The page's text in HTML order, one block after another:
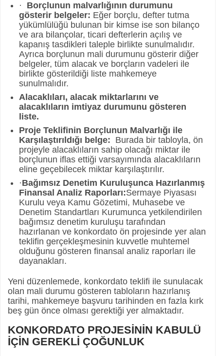
·
Borçlunun malvarlığının durumunu
gösterir belgeler: Eğer borçlu, defter tutma
yükümlülüğü bulunan bir kimse ise son bilanço
ve ara bilançolar, ticari defterlerin açılış ve
kapanış tasdikleri taleple birlikte sunulmalıdır.
Ayrıca borçlunun mali durumunu gösterir diğer
belgeler, tüm alacak ve borçların vadeleri ile
birlikte gösterildiği liste mahkemeye
sunulmalıdır.
Alacaklıları, alacak miktarlarını ve
alacaklıların imtiyaz durumunu gösteren
liste.
Proje Teklifinin Borçlunun Malvarlığı ile
Karşılaştırıldığı belge: Burada bir tabloyla, ön
projeyle alacaklıların sahip olacağı miktar ile
borçlunun iflas ettiği varsayımında alacaklıların
eline geçebilecek miktar karşılaştırılır.
·Bağımsız Denetim Kuruluşunca Hazırlanmış
Finansal Analiz Raporları:Sermaye Piyasası
Kurulu veya Kamu Gözetimi, Muhasebe ve
Denetim Standartları Kurumunca yetkilendirilen
bağımsız denetim kuruluşu tarafından
hazırlanan ve konkordato ön projesinde yer alan
teklifin gerçekleşmesinin kuvvetle muhtemel
olduğunu gösteren finansal analiz raporları ile
dayanakları.
Yeni düzenlemede, konkordato teklifi ile sunulacak
olan mali durumu gösteren tabloların hazırlanış
tarihi, mahkemeye başvuru tarihinden en fazla kırk
beş gün önce olması gerektiği yer almaktadır.
KONKORDATO PROJESİNİN KABULÜ
İÇİN GEREKLİ ÇOĞUNLUK